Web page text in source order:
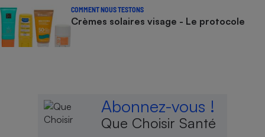
COMMENT NOUS TESTONS
Crèmes solaires visage - Le protocole
Abonnez-vous !
Que Choisir Santé